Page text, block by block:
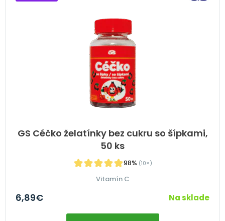
GS Céčko želatínky bez cukru so šípkami,
50 ks
98% (10×)
Vitamín C
6,89€ Na sklade